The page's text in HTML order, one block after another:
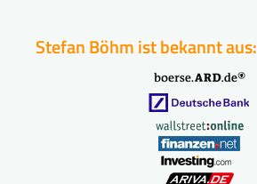
Stefan Böhm ist bekannt aus: